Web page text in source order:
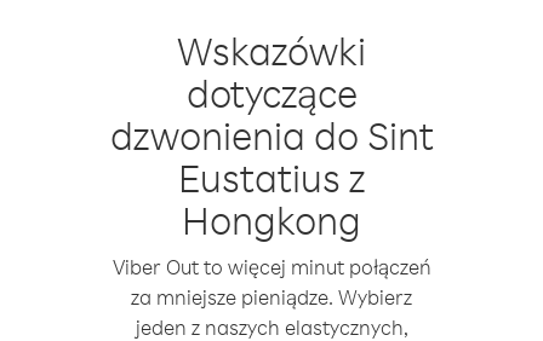
Wskazówki
dotyczące
dzwonienia do Sint
Eustatius z
Hongkong
Viber Out to więcej minut połączeń
za mniejsze pieniądze. Wybierz
jeden z naszych elastycznych,